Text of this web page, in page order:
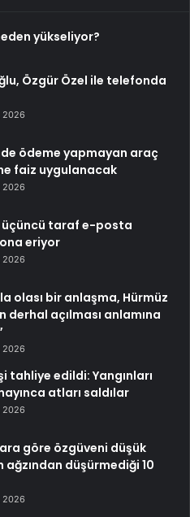
yükseliyor?
Özgür Özel ile telefonda
2026
ödeme yapmayan araç
faiz uygulanacak
2026
üçüncü taraf e-posta
eriyor
2026
olası bir anlaşma, Hürmüz
derhal açılması anlamına
2026
tahliye edildi: Yangınları
atları saldılar
2026
göre özgüveni düşük
ağzından düşürmediği 10
2026